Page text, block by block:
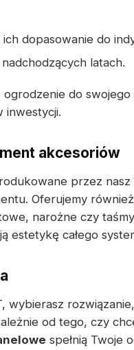
dopasowanie do
latach.
do
inwestycji.
akcesoriów
przez nasz
Oferujemy
narożne czy
estetykę całego
wybierasz
od tego, czy
spełnią Twoje